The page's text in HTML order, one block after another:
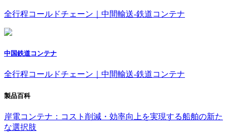
全行程コールドチェーン｜中間輸送-鉄道コンテナ
中国鉄道コンテナ
全行程コールドチェーン｜中間輸送-鉄道コンテナ
製品百科
岸電コンテナ：コスト削減・効率向上を実現する船舶の新た
な選択肢